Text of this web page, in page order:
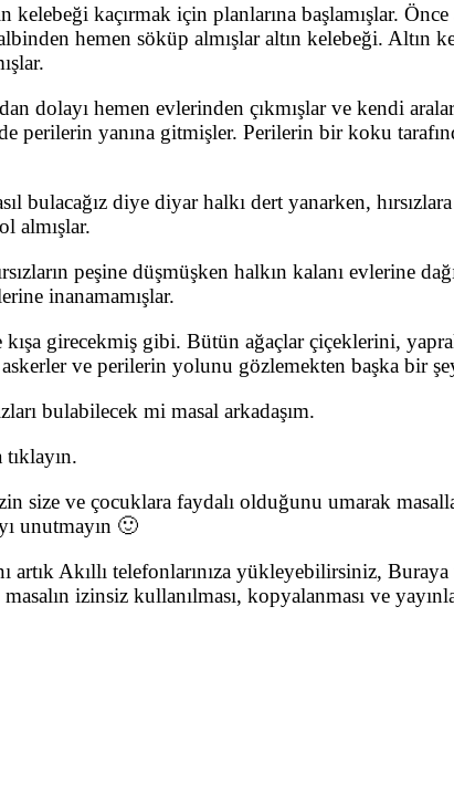
kelebeği kaçırmak için planlarına başlamışlar.
hemen söküp almışlar altın kelebeği. Altın
dolayı hemen evlerinden çıkmışlar ve kendi
perilerin yanına gitmişler. Perilerin bir koku
bulacağız diye diyar halkı dert yanarken,
almışlar.
peşine düşmüşken halkın kalanı evlerine
inanamamışlar.
kışa girecekmiş gibi. Bütün ağaçlar çiçeklerini,
ve perilerin yolunu gözlemekten başka bir
bulabilecek mi masal arkadaşım.
size ve çocuklara faydalı olduğunu umarak
unutmayın 🙂
artık Akıllı telefonlarınıza yükleyebilirsiniz,
izinsiz kullanılması, kopyalanması ve